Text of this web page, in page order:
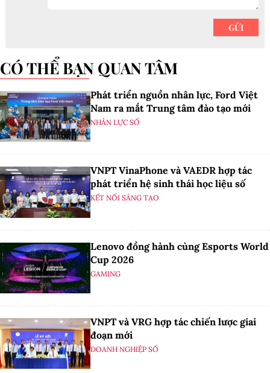
CÓ THỂ BẠN QUAN TÂM
Phát triển nguồn nhân lực, Ford Việt
Nam ra mắt Trung tâm đào tạo mới
NHÂN LỰC SỐ
VNPT VinaPhone và VAEDR hợp tác
phát triển hệ sinh thái học liệu số
KẾT NỐI SÁNG TẠO
Lenovo đồng hành cùng Esports World
Cup 2026
GAMING
VNPT và VRG hợp tác chiến lược giai
đoạn mới
DOANH NGHIỆP SỐ